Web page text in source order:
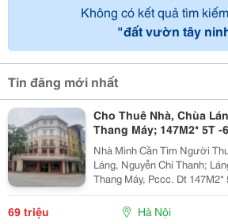
Không có kết quả tìm
"đất vườn tây
Tin đăng mới nhất
Cho Thuê Nhà, Chùa
Thang Máy; 147M2* 5T -
Nhà Mình Cần Tìm Người
Láng, Nguyễn Chí Thanh;
Thang Máy, Pccc. Dt 147M2*
Liên Hệ Trực Tiếp Chính
Mặt Tiền Rộng, Thoáng. - Vị
69 triệu Hà Nội